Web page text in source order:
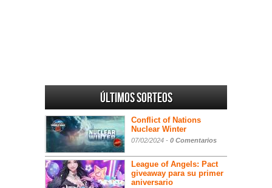
Últimos sorteos
Conflict of Nations
Nuclear Winter
07/02/2024 - 0 Comentarios
League of Angels: Pact
giveaway para su primer
aniversario